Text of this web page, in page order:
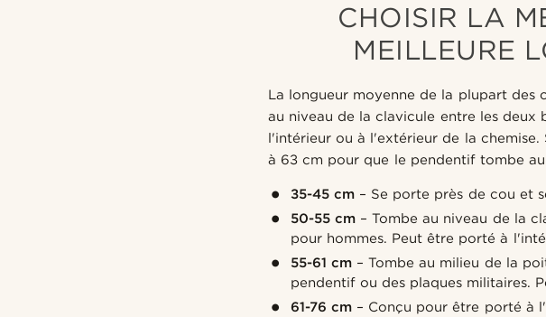
CHOISIR LA
MEILLEURE
La longueur moyenne de la plupart des
au niveau de la clavicule entre les deux
l'intérieur ou à l'extérieur de la
à 63 cm pour que le pendentif tombe
35-45 cm – Se porte près de cou et
50-55 cm – Tombe au niveau de la
pour hommes. Peut être porté à
55-61 cm – Tombe au milieu de la
pendentif ou des plaques militaires.
61-76 cm – Conçu pour être porté à